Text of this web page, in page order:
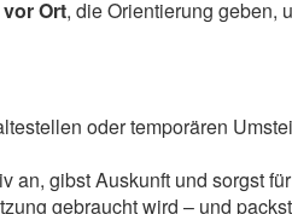
Ort, die Orientierung geben,
oder temporären
an, gibst Auskunft und sorgst
gebraucht wird – und